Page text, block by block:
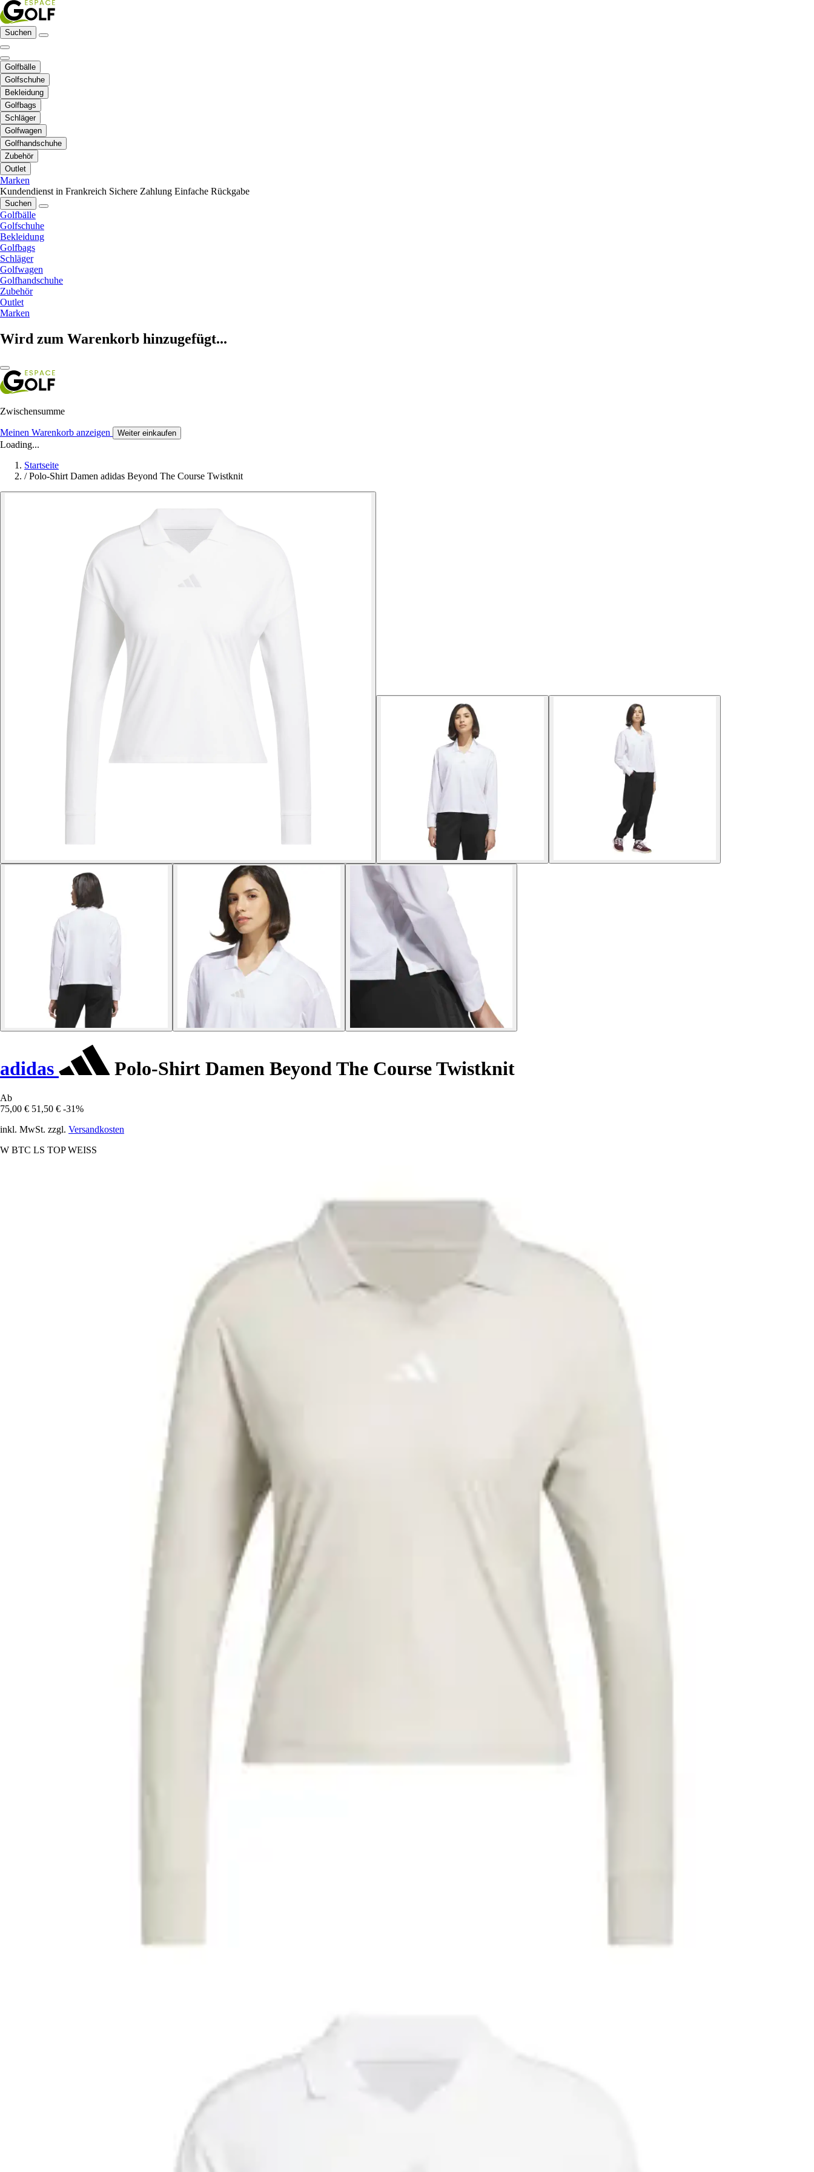
Suchen
Golfbälle
Golfschuhe
Bekleidung
Golfbags
Schläger
Golfwagen
Golfhandschuhe
Zubehör
Outlet
Marken
Kundendienst in Frankreich Sichere Zahlung Einfache Rückgabe
Suchen
Golfbälle
Golfschuhe
Bekleidung
Golfbags
Schläger
Golfwagen
Golfhandschuhe
Zubehör
Outlet
Marken
Wird zum Warenkorb hinzugefügt...
Zwischensumme
Meinen Warenkorb anzeigen Weiter einkaufen
Loading...
Startseite
/ Polo-Shirt Damen adidas Beyond The Course Twistknit
adidas Polo-Shirt Damen Beyond The Course Twistknit
Ab
75,00 € 51,50 € -31%
inkl. MwSt. zzgl. Versandkosten
W BTC LS TOP WEISS